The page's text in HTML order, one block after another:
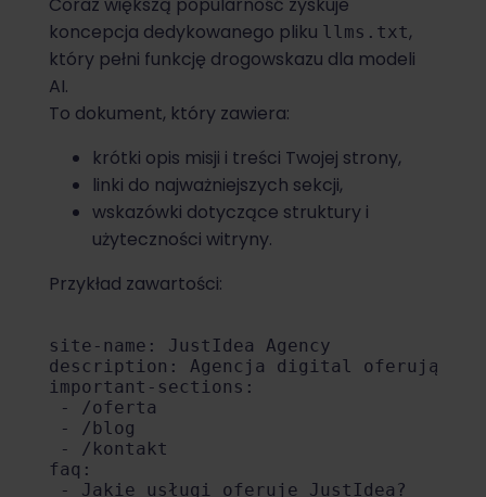
Coraz większą popularność zyskuje
koncepcja dedykowanego pliku llms.txt,
który pełni funkcję drogowskazu dla modeli
AI.
To dokument, który zawiera:
krótki opis misji i treści Twojej strony,
linki do najważniejszych sekcji,
wskazówki dotyczące struktury i
użyteczności witryny.
Przykład zawartości:
site-name: JustIdea Agency
description: Agencja digital oferująca
important-sections:
- /oferta
- /blog
- /kontakt
faq:
- Jakie usługi oferuje JustIdea?